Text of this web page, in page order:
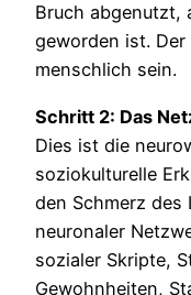
Bruch abgenutzt,
geworden ist.
menschlich sein.
Schritt 2: Das
Dies ist die
soziokulturelle
den Schmerz des
neuronaler
sozialer Skripte,
Gewohnheiten,